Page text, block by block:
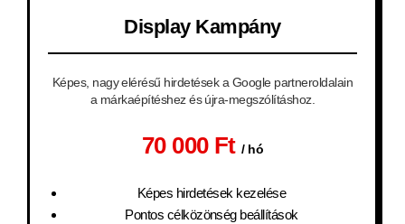
Display Kampány
Képes, nagy elérésű hirdetések a Google partneroldalain
a márkaépítéshez és újra-megszólításhoz.
70 000 Ft/ hó
Képes hirdetések kezelése
Pontos célközönség beállítások